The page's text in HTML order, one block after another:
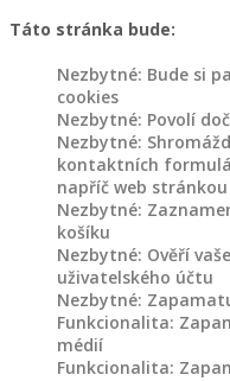
Dřevěný
Police
ze
dřeva
Dřevěné
stojany
na
květiny
Jiný
dřevěný
Táto stránka bude:
Nezbytné: Bude si
cookies
Nezbytné: Povolí
Nezbytné:
kontaktních
napříč web stránkou
Nezbytné:
košíku
Nezbytné: Ověří
uživatelského účtu
Nezbytné:
Funkcionalita:
médií
Funkcionalita: